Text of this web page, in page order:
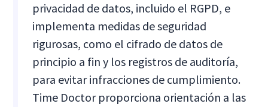
privacidad de datos, incluido el RGPD, e
implementa medidas de seguridad
rigurosas, como el cifrado de datos de
principio a fin y los registros de auditoría,
para evitar infracciones de cumplimiento.
Time Doctor proporciona orientación a las